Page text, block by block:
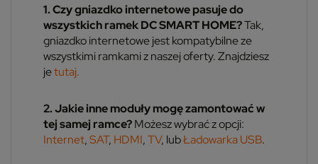
1. Czy gniazdko internetowe pasuje do
wszystkich ramek DC SMART HOME?Tak,
gniazdko internetowe jest kompatybilne ze
wszystkimi ramkami z naszej oferty. Znajdziesz
jetutaj.
2. Jakie inne moduły mogę zamontować w
tej samej ramce?Możesz wybrać z opcji:
Internet,SAT, HDMI,TV, lubŁadowarka USB.